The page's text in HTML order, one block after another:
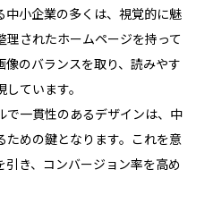
小企業の多くは、視覚的に魅
されたホームページを持って
のバランスを取り、読みやす
ています。
で一貫性のあるデザインは、中
めの鍵となります。これを意
き、コンバージョン率を高め